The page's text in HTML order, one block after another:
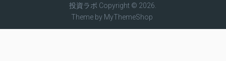
投資ラボ Copyright © 2026.
Theme by MyThemeShop